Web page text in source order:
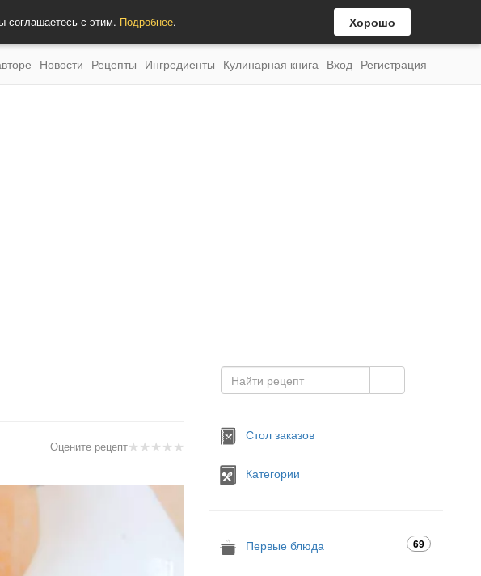
соглашаетесь с этим. Подробнее. Хорошо
Новости Рецепты Ингредиенты Кулинарная книга Вход Регистрация
★★★★★
Оцените рецепт
Стол заказов
Категории
Первые блюда 69